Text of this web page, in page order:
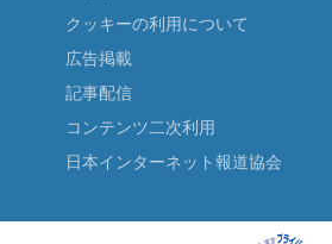
クッキーの利用について
広告掲載
記事配信
コンテンツ二次利用
日本インターネット報道協会